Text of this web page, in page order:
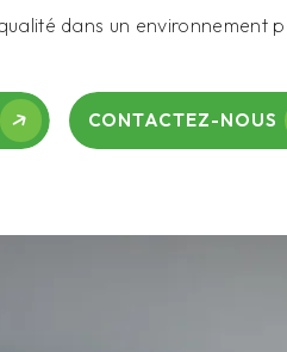
dans un environnement
CONTACTEZ-NOUS